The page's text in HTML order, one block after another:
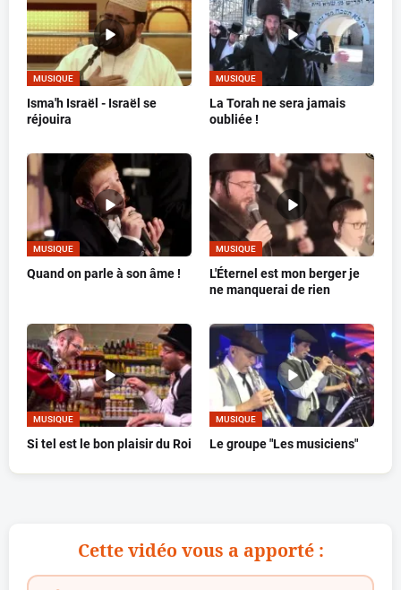
MUSIQUE
Isma'h Israël - Israël se
réjouira
MUSIQUE
La Torah ne sera jamais
oubliée !
MUSIQUE
Quand on parle à son âme !
MUSIQUE
L'Éternel est mon berger je
ne manquerai de rien
MUSIQUE
Si tel est le bon plaisir du Roi
MUSIQUE
Le groupe "Les musiciens"
Cette vidéo vous a apporté :